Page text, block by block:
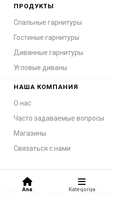
ПРОДУКТЫ
Спальные гарнитуры
Гостиные гарнитуры
Диванные гарнитуры
Угловые диваны
НАША КОМПАНИЯ
О нас
Часто задаваемые вопросы
Магазины
Связаться с нами
© 2026 — Сайт создан: Орхан Мамедов
Ana Kateqoriya